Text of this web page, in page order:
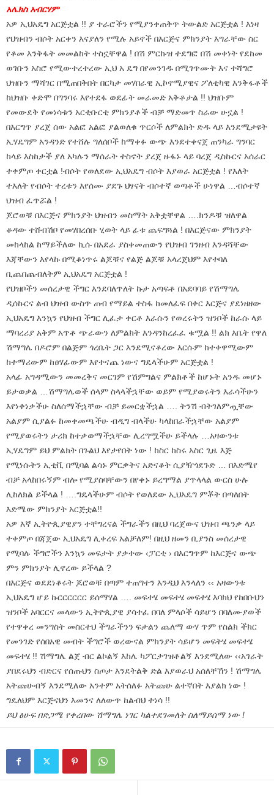
አሌክስ አብርሃም
አዎ ኢህአዴግ አርጅቷል !! ያ ተራሮችን የሚያንቀጠቅጥ ትውልድ አርጅቷል ! እነዛ
የህዝብን ብሶት አርቀን እናያለን የሚሉ አይኖች በእርጅና ምክንያት እግራቸው ስር
የቆመ እንቅፋት መመልከት ተስኗቸዋል ! በሽ ምርኩዝ ተደግፎ በሽ መቀነት የደከመ
ወገቡን አስሮ የሚውተረተረው ኢህ አ ዴግ በየመንገዱ በሚገጥሙት እና ተሻግሮ
ህዝቡን ማሻገር በሚጠበቅበት በርካታ መሃበራዊ ኢኮኖሚያዊና ፖለቲካዊ እንቅፋቶች
ከህዝቡ ቀድሞ በግንባሩ እየተደፋ ወደፊት መራመድ አቅቶታል !! ህዝቡም
የመውደቅ የመነሳቱን አርቲቡርቲ ምክንያቶች ብቻ ማድመጥ ስራው ሁኗል !
በእርግጥ ያረጀ ሰው አልፎ አልፎ ያልወለቁ ጥርሶች ለምልክት ድዱ ላይ እንደሚታዩት
ኢሃዴግም አንዳንድ የተሸሉ ግለሰቦች ከማቀፉ ውጭ እንደተቀናጀ ጠንካራ ግንባር
ከላይ እስከታች ያለ አካሉን ማሰራት ተስኖት ያረጀ ዙፋኑ ላይ ባረጀ ዲስኩርና አሰራር
ተቀምጦ ቀርቷል !ብሶት የወለደው ኢህአዴግ ብሶት እያወራ አርጅቷል ! የእለት
ተእለት የብሶት ተረቱን እየሰሙ ያደጉ ህፃናት ብሶተኛ ወጣቶች ሁነዋል …ብሶተኛ
ህዝብ ፈጥሯል !
ጆሮወቹ በእርጅና ምክንያት ህዝብን መስማት አቅቷቸዋል ….ክንዶቹ ዝለዋል
ቆዳው ተሸብሽቦ የመሃበረሰቡ ሂወት ላይ ፊቱ ጨፍግጓል ! በእርጅናው ምክንያት
መከላከል ከማይችለው ኪሱ በአደራ ያስቀመጠውን የህዝብ ገንዘብ እንዳሻቸው
እጃቸውን እየላኩ በሚቆነጥሩ ልጆቹና የልጅ ልጆቹ አላረጀህም እየተባለ
ቢጨበጨብለትም ኢህአዴግ አርጅቷል !
የህዝቦችን መሰረታዊ ችግር እንደባለጥለት ኩታ አጣፍቶ በአደባባይ የሽማግሌ
ዲሰኩርና ልብ ህዝብ ውስጥ ጠብ የማይል ተስፋ ከመለፈፍ በቀር እርጅና ያደነዘዘው
ኢህአዴግ እንኳን የህዝብ ችግር ሊፈታ ቀርቶ እራሱን የወረሩትን ዝንቦች ከራሱ ላይ
ማባረሪያ አቅም አጥቶ ጭራውን ለምልክት እንዳንከረፈፈ ቁሟል !! ልክ እቤት የዋለ
ሽማግሌ በዶሮም በልጅም ጎረቤት ጋር እንደሚናቆረው እርሱም ከተቀዋሚውም
ከተማሪውም ከፀሃፊውም እየተናጨ ነውና ግዴላችሁም አርጅቷል !
አላፊ አግዳሚውን መመረቅና መርገም የሽምግልና ምልክቶች ከሆኑት አንዱ መሆኑ
ይታወቃል …ሽማግሌወች ሰላም ስላላችኋቸው ወይም የሚያወሩትን እራሳችሁን
እየነቀነቃችሁ ስለሰማችኋቸው ብቻ ይመርቋችኋል …. ትንሽ ብትገለምጧቸው
አልያም ሲያልፉ ከመቀመጫችሁ ብዲግ ብላችሁ ካላከበራችኋቸው አልያም
የሚያወሩትን ታሪክ ከተቃወማችኋቸው ሊረግሟችሁ ይችላሉ …አዛውንቱ
ኢሃዴግም ይህ ምልክት በጉልህ እየታየበት ነው ! ከስር ከስሩ አስር ጊዜ እጅ
የሚነሱትን ኢቲቪ በሚባል ልሳኑ ምርቃትና አድናቆት ሲያዥጎደጉድ … በእድሜየ
ብቻ አላከበሩኝም ብሎ የሚያስባቸውን በየቀኑ ይረግማል ያጥላላል ውርስ ሁሉ
ሊከለክል ይችላል ! ….ግዴላችሁም ብሶት የወለደው ኢህአዴግ ምቾት በጣለበት
እድሜው ምክንያት አርጅቷል!!
አዎ እኛ ኢትዮጲያዊያን ተቸግረናል ችግራችን በዚህ ባረጀውና ህዝብ ጫንቃ ላይ
ተቀምጦ በጃጀው ኢህአዴግ ሊቀረፍ አልቻለም! በዚህ ዘመን ቢያንስ መሰረታዊ
የሚባሉ ችግሮችን እንኳን መፍታት ያቃተው ‹ፓርቲ › በእርግጥም ከእርጅና ውጭ
ምን ምክንያት ሊኖረው ይችላል ?
በእርጅና ወደደነቆሩት ጆሮወቹ በጣም ተጠግተን እንዲህ እንላለን ‹‹ አዛውንቱ
ኢህአዴግ ሆይ ኩርርርርርር ይሰማሃል …. መፍተሄ መፍተሄ መፍተሄ እባክህ የከበቡህን
ዝንቦች አባርርና መላውን ኢትዮጲያዊ ያሳተፈ በባለ ምላሶች ሳይሆን በባለሙያወች
የተዋቀረ መንግስት መስርተህ ችግራችንን ፍታልን ጨለማ ውሃ ጥም የስልክ ችክር
የመንገድ የሰበአዊ መብት ችግሮች ወረውናል ምክንያት ሳይሆን መፍትሄ መፍተሄ
መፍተሄ !! ሽማግሌ ልጀ ብር ልኮልኝ እከሌ ካፖርታገዝቶልኝ እንደሚለው ‹‹አገራት
ያበደሩህን ብድርና የሰጡህን ስጦታ እንደትልቅ ድል እያወራህ አሰለቸኸን ! ሽማግሌ
አትጩሁብኝ እንደሚለው አንተም አትሰለፉ አትጩሁ ልተኛበት እያልክ ነው !
ግዴለህም እርጅናህን እመንና ለለውጥ ከልብህ ተነሳ !!
ይህ ፅሁፍ በድጋሜ የቀረበው ሽማግሌ ነገር ካልተደገመለት ስለማይሰማ ነው !